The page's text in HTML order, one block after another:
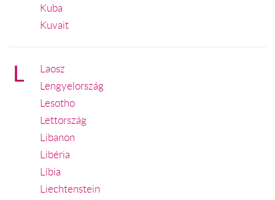
Kuba
Kuvait
L
Laosz
Lengyelország
Lesotho
Lettország
Libanon
Libéria
Líbia
Liechtenstein